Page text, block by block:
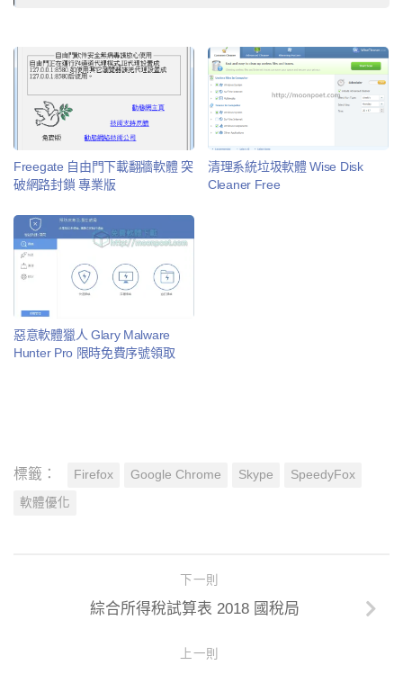
Freegate 自由門下載翻牆軟體 突
破網路封鎖 專業版
清理系統垃圾軟體 Wise Disk
Cleaner Free
惡意軟體獵人 Glary Malware
Hunter Pro 限時免費序號領取
標籤： Firefox Google Chrome Skype SpeedyFox
軟體優化
下一則
綜合所得稅試算表 2018 國稅局
上一則